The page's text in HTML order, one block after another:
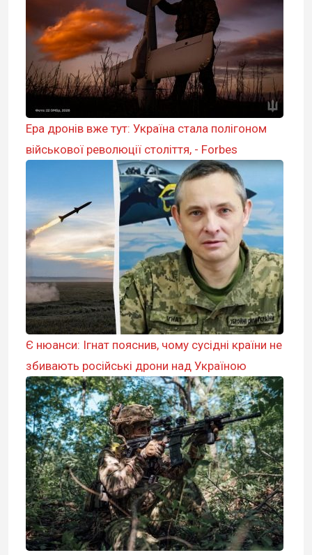
Ера дронів вже тут: Україна стала полігоном
військової революції століття, - Forbes
Є нюанси: Ігнат пояснив, чому сусідні країни не
збивають російські дрони над Україною